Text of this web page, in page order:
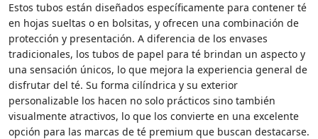
Estos tubos están diseñados específicamente para contener té
en hojas sueltas o en bolsitas, y ofrecen una combinación de
protección y presentación. A diferencia de los envases
tradicionales, los tubos de papel para té brindan un aspecto y
una sensación únicos, lo que mejora la experiencia general de
disfrutar del té. Su forma cilíndrica y su exterior
personalizable los hacen no solo prácticos sino también
visualmente atractivos, lo que los convierte en una excelente
opción para las marcas de té premium que buscan destacarse.